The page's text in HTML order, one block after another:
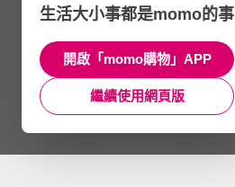
生活大小事都是momo的事
開啟「momo購物」APP
繼續使用網頁版